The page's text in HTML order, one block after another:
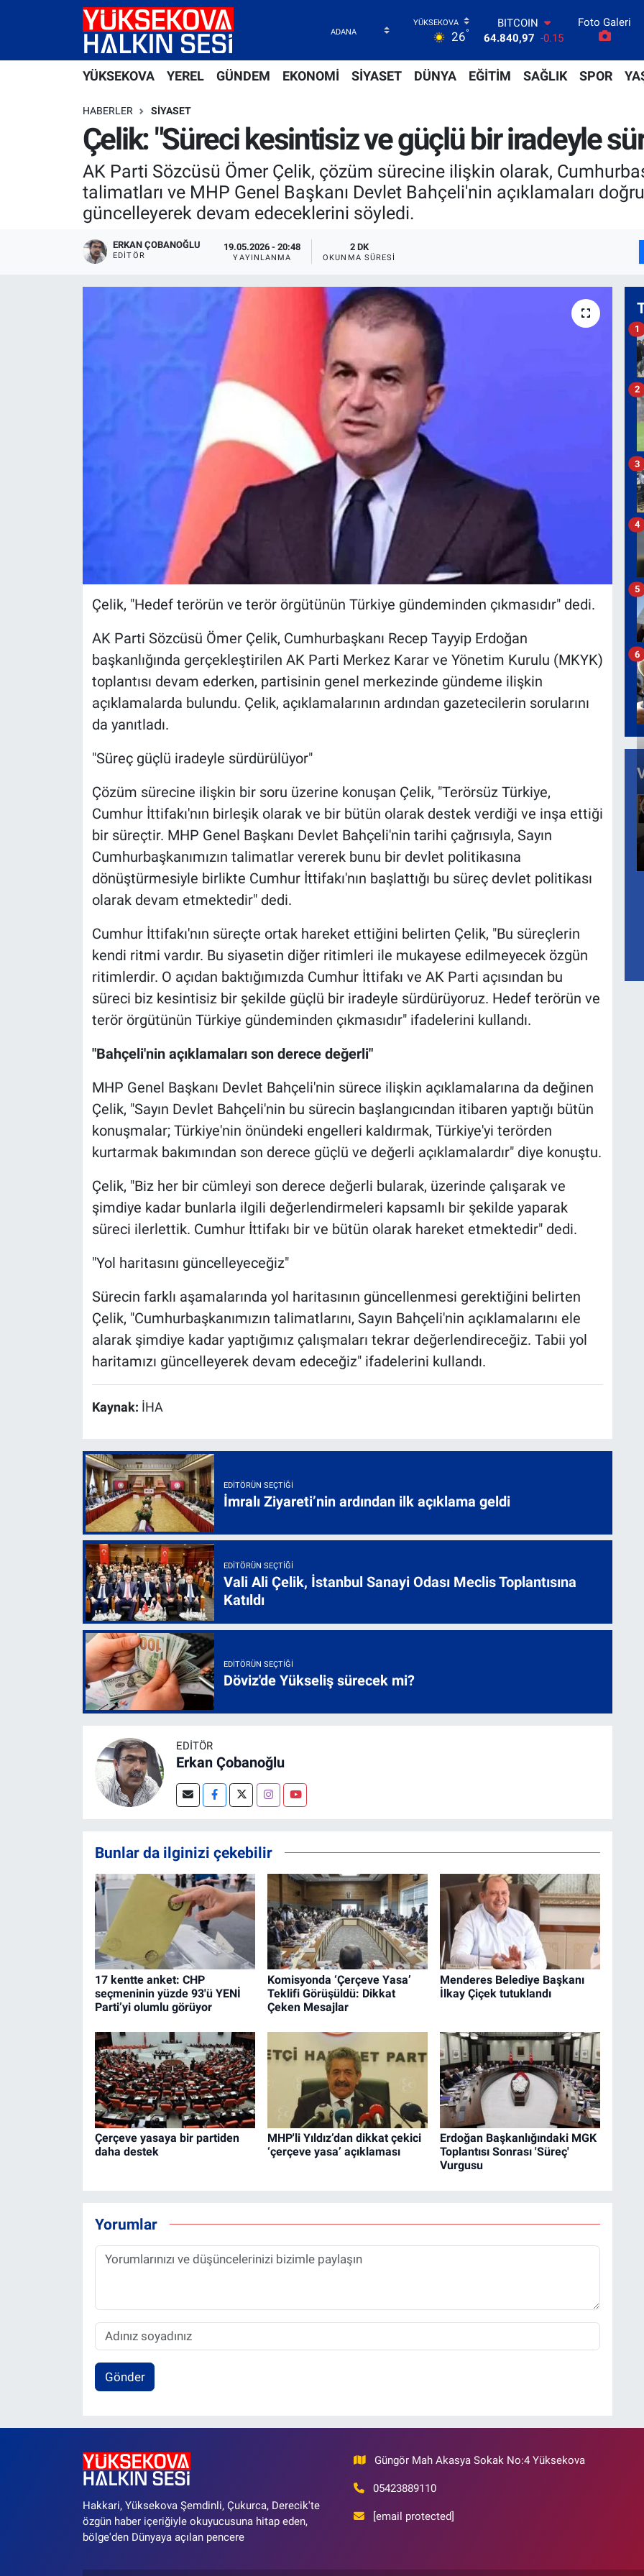
26°
DOLAR
47,7436
0.18
EURO
55,2510 0.32
6660.55 0
BİST100
13.779 -14
Foto Galeri
YÜKSEKOVA YEREL GÜNDEM EKONOMİ SİYASET DÜNYA EĞİTİM SAĞLIK SPOR
HABERLER SIYASET
Çelik: "Süreci kesintisiz ve güçlü bir iradeyle
AK Parti Sözcüsü Ömer Çelik, çözüm sürecine ilişkin olarak,
talimatları ve MHP Genel Başkanı Devlet Bahçeli'nin açıklamaları
güncelleyerek devam edeceklerini söyledi.
ERKAN ÇOBANOĞLU
EDITÖR
19.05.2026 - 20:48
YAYINLANMA
2 DK
OKUNMA SÜRESI
Çelik, "Hedef terörün ve terör örgütünün Türkiye gündeminden çıkmasıdır" dedi.
AK Parti Sözcüsü Ömer Çelik, Cumhurbaşkanı Recep Tayyip Erdoğan
başkanlığında gerçekleştirilen AK Parti Merkez Karar ve Yönetim Kurulu (MKYK)
toplantısı devam ederken, partisinin genel merkezinde gündeme ilişkin
açıklamalarda bulundu. Çelik, açıklamalarının ardından gazetecilerin sorularını
da yanıtladı.
"Süreç güçlü iradeyle sürdürülüyor"
Çözüm sürecine ilişkin bir soru üzerine konuşan Çelik, "Terörsüz Türkiye,
Cumhur İttifakı'nın birleşik olarak ve bir bütün olarak destek verdiği ve inşa ettiği
bir süreçtir. MHP Genel Başkanı Devlet Bahçeli'nin tarihi çağrısıyla, Sayın
Cumhurbaşkanımızın talimatlar vererek bunu bir devlet politikasına
dönüştürmesiyle birlikte Cumhur İttifakı'nın başlattığı bu süreç devlet politikası
olarak devam etmektedir" dedi.
Cumhur İttifakı'nın süreçte ortak hareket ettiğini belirten Çelik, "Bu süreçlerin
kendi ritmi vardır. Bu siyasetin diğer ritimleri ile mukayese edilmeyecek özgün
ritimlerdir. O açıdan baktığımızda Cumhur İttifakı ve AK Parti açısından bu
süreci biz kesintisiz bir şekilde güçlü bir iradeyle sürdürüyoruz. Hedef terörün ve
terör örgütünün Türkiye gündeminden çıkmasıdır" ifadelerini kullandı.
"Bahçeli'nin açıklamaları son derece değerli"
MHP Genel Başkanı Devlet Bahçeli'nin sürece ilişkin açıklamalarına da değinen
Çelik, "Sayın Devlet Bahçeli'nin bu sürecin başlangıcından itibaren yaptığı bütün
konuşmalar; Türkiye'nin önündeki engelleri kaldırmak, Türkiye'yi terörden
kurtarmak bakımından son derece güçlü ve değerli açıklamalardır" diye konuştu.
Çelik, "Biz her bir cümleyi son derece değerli bularak, üzerinde çalışarak ve
şimdiye kadar bunlarla ilgili değerlendirmeleri kapsamlı bir şekilde yaparak
süreci ilerlettik. Cumhur İttifakı bir ve bütün olarak hareket etmektedir" dedi.
"Yol haritasını güncelleyeceğiz"
Sürecin farklı aşamalarında yol haritasının güncellenmesi gerektiğini belirten
Çelik, "Cumhurbaşkanımızın talimatlarını, Sayın Bahçeli'nin açıklamalarını ele
alarak şimdiye kadar yaptığımız çalışmaları tekrar değerlendireceğiz. Tabii yol
haritamızı güncelleyerek devam edeceğiz" ifadelerini kullandı.
Kaynak: İHA
EDITÖRÜN SEÇTIĞI
İmralı Ziyareti’nin ardından ilk açıklama geldi
EDITÖRÜN SEÇTIĞI
Vali Ali Çelik, İstanbul Sanayi Odası Meclis Toplantısına
Katıldı
EDITÖRÜN SEÇTIĞI
Döviz'de Yükseliş sürecek mi?
EDITÖR
Erkan Çobanoğlu
Bunlar da ilginizi çekebilir
17 kentte anket: CHP
seçmeninin yüzde 93'ü YENİ
Parti’yi olumlu görüyor
Komisyonda ‘Çerçeve Yasa’
Teklifi Görüşüldü: Dikkat
Çeken Mesajlar
Menderes Belediye Başkanı
İlkay Çiçek tutuklandı
Çerçeve yasaya bir partiden
daha destek
MHP'li Yıldız’dan dikkat çekici
‘çerçeve yasa’ açıklaması
Erdoğan Başkanlığındaki MGK
Toplantısı Sonrası 'Süreç'
Vurgusu
Yorumlar
Gönder
1
2
3
4
5
6
Hakkari, Yüksekova Şemdinli, Çukurca, Derecik'te
özgün haber içeriğiyle okuyucusuna hitap eden,
bölge'den Dünyaya açılan pencere
Güngör Mah Akasya Sokak No:4 Yüksekova
05423889110
[email protected]
Yüksekova Nöbetçi Eczaneler
Yüksekova Trafik Yoğunluk Haritası
Süper Lig Puan Durumu ve Fikstür
Tüm Manşetler
Son Dakika Haberleri